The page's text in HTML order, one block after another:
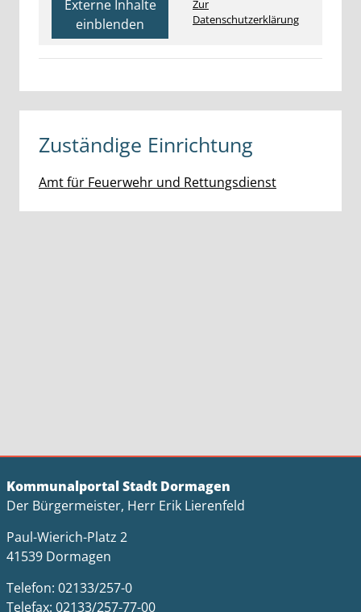
Externe Inhalte
einblenden
Zur
Datenschutzerklärung
Zuständige Einrichtung
Amt für Feuerwehr und Rettungsdienst
Kommunalportal Stadt Dormagen
Der Bürgermeister, Herr Erik Lierenfeld
Paul-Wierich-Platz 2
41539 Dormagen
Telefon: 02133/257-0
Telefax: 02133/257-77-00